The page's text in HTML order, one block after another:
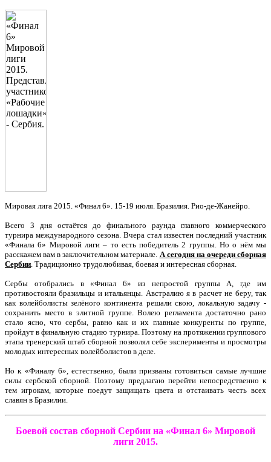
Мировая лига 2015. «Финал 6». 15-19 июля. Бразилия. Рио-де-Жанейро.
Всего 3 дня остаётся до финального раунда главного коммерческого
турнира международного сезона. Вчера стал известен последний участник
«Финала 6» Мировой лиги – то есть победитель 2 группы. Но о нём мы
расскажем вам в заключительном материале. А сегодня на очереди сборная
Сербии. Традиционно трудолюбивая, боевая и интересная сборная.
Сербы отобрались в «Финал 6» из непростой группы А, где им
противостояли бразильцы и итальянцы. Австралию я в расчет не беру, так
как волейболисты зелёного континента решали свою, локальную задачу -
сохранить место в элитной группе. Волею регламента достаточно рано
стало ясно, что сербы, равно как и их главные конкуренты по группе,
пройдут в финальную стадию турнира. Поэтому на протяжении группового
этапа тренерский штаб сборной позволял себе эксперименты и просмотры
молодых интересных волейболистов в деле.
Но к «Финалу 6», естественно, были призваны готовиться самые лучшие
силы сербской сборной. Поэтому предлагаю перейти непосредственно к
тем игрокам, которые поедут защищать цвета и отстаивать честь всех
славян в Бразилии.
Боевой состав сборной Сербии на «Финал 6» Мировой
лиги 2015.